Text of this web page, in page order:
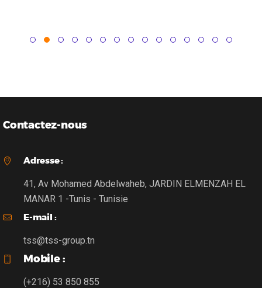
Contactez-nous
Adresse :
41, Av Mohamed Abdelwaheb, JARDIN ELMENZAH EL
MANAR 1 -Tunis - Tunisie
E-mail :
tss@tss-group.tn
Mobile :
(+216) 53 850 855